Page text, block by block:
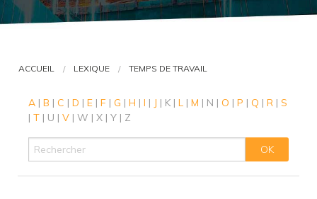
VOUS ÊTES AVOCAT ?
ACCUEIL LEXIQUE TEMPS DE TRAVAIL
A | B | C | D | E | F | G | H | I | J | K | L | M | N | O | P | Q | R | S
| T | U | V | W | X | Y | Z